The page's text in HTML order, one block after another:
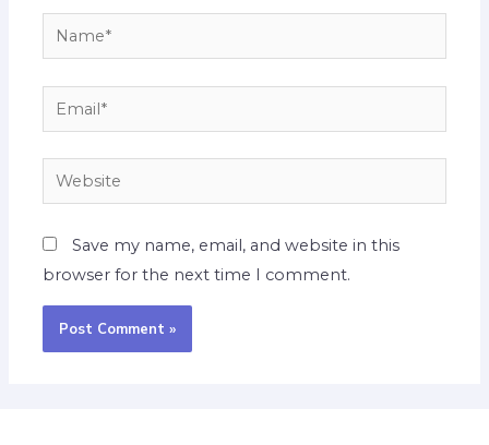
Save my name, email, and website in this
browser for the next time I comment.